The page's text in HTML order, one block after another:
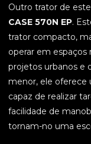
Outro trator de
CASE 570N EP.
trator compacto,
operar em espaços
projetos urbanos e
menor, ele oferece
capaz de realizar
facilidade de
tornam-no uma